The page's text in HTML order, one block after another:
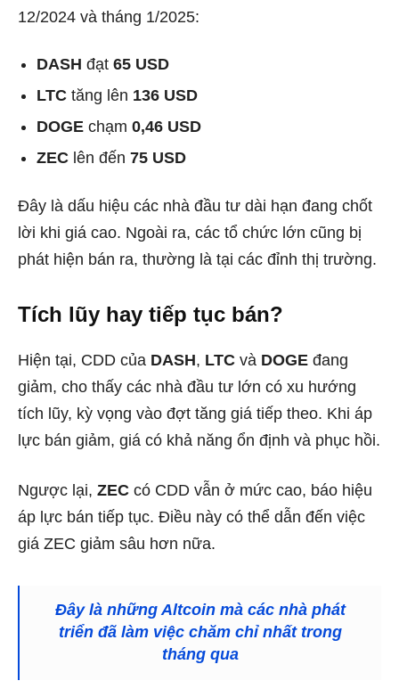
12/2024 và tháng 1/2025:
DASH đạt 65 USD
LTC tăng lên 136 USD
DOGE chạm 0,46 USD
ZEC lên đến 75 USD
Đây là dấu hiệu các nhà đầu tư dài hạn đang chốt
lời khi giá cao. Ngoài ra, các tổ chức lớn cũng bị
phát hiện bán ra, thường là tại các đỉnh thị trường.
Tích lũy hay tiếp tục bán?
Hiện tại, CDD của DASH, LTC và DOGE đang
giảm, cho thấy các nhà đầu tư lớn có xu hướng
tích lũy, kỳ vọng vào đợt tăng giá tiếp theo. Khi áp
lực bán giảm, giá có khả năng ổn định và phục hồi.
Ngược lại, ZEC có CDD vẫn ở mức cao, báo hiệu
áp lực bán tiếp tục. Điều này có thể dẫn đến việc
giá ZEC giảm sâu hơn nữa.
Đây là những Altcoin mà các nhà phát
triển đã làm việc chăm chỉ nhất trong
tháng qua